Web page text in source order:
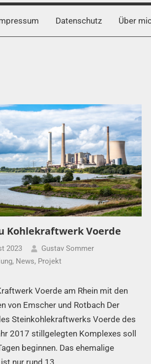
Datenschutz Über
Kohlekraftwerk Voerde
2023
Gustav Sommer
, News, Projekt
Voerde am Rhein mit den
von Emscher und Rotbach Der
Steinkohlekraftwerks Voerde des
2017 stillgelegten Komplexes soll
beginnen. Das ehemalige
nur rund 13